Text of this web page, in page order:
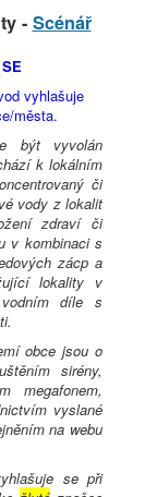
- Scénář
vyhlašuje
města.
být vyvolán
k lokálním
či
vody z lokalit
zdraví či
v kombinaci s
zácp a
lokality v
díle s
obce jsou o
sirény,
megafonem,
vyslané
na webu
se při